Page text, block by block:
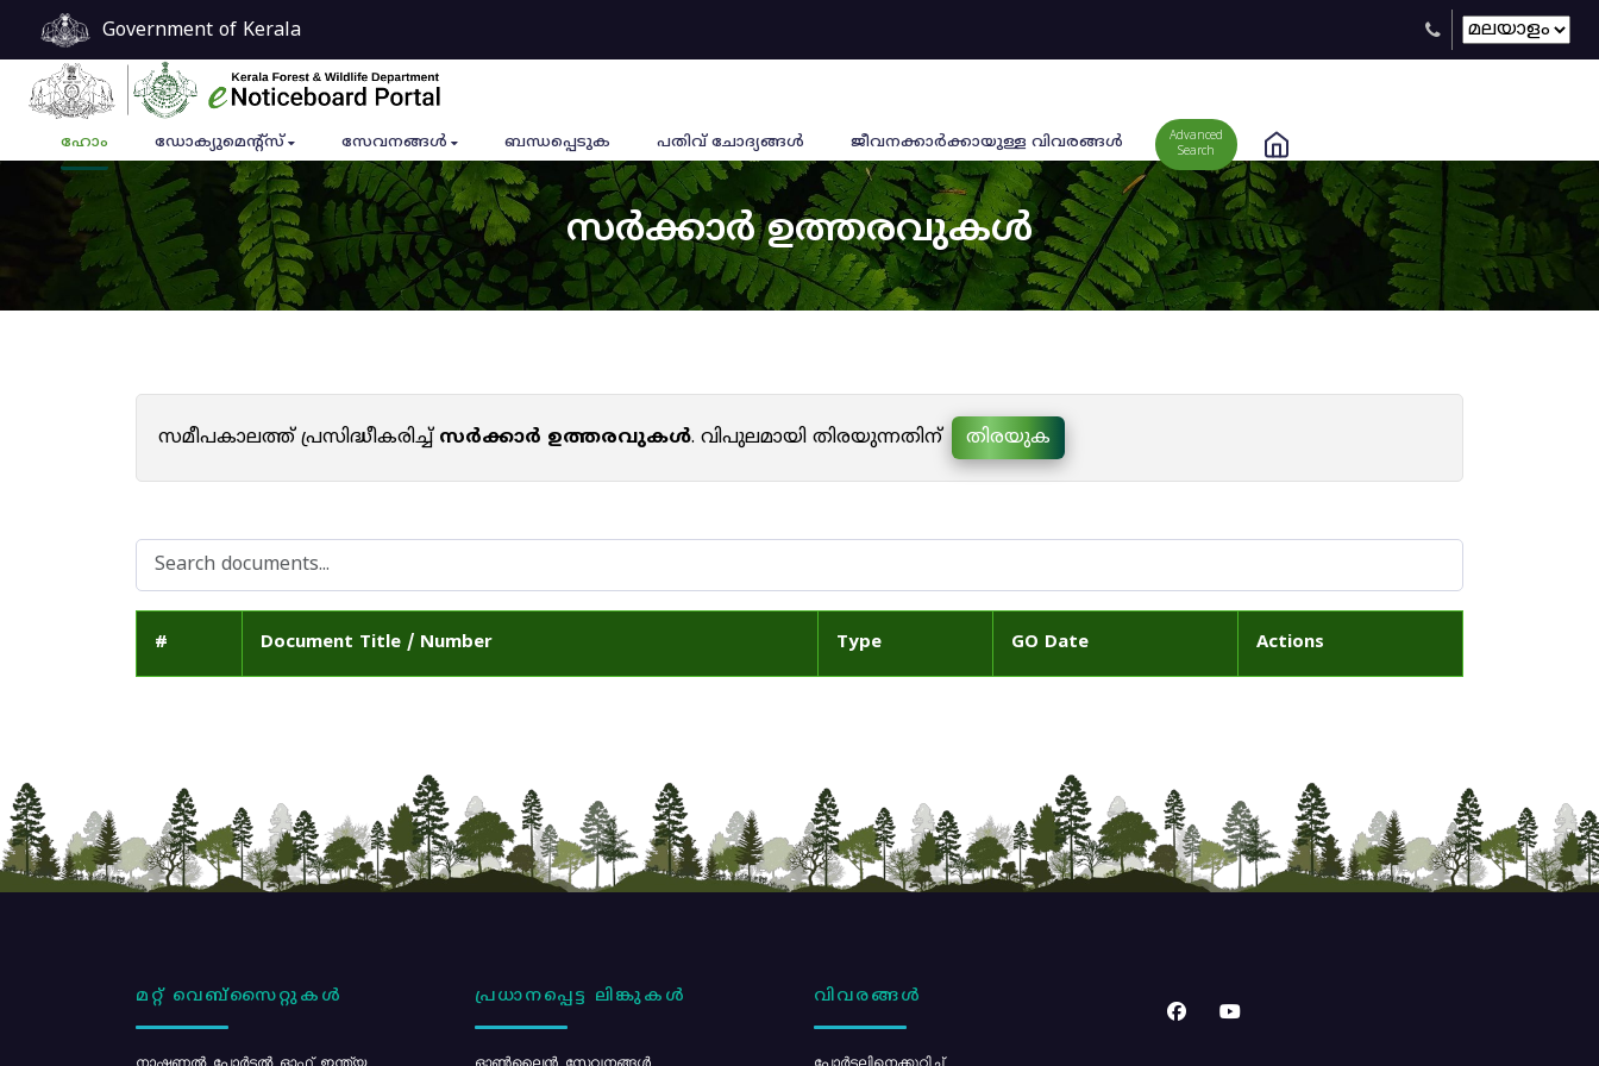
Government of Kerala
ഹോം ഡോക്യുമെൻ്റ്സ് സേവനങ്ങൾ ബന്ധപ്പെടുക പതിവ് ചോദ്യങ്ങൾ ജീവനക്കാര്‍ക്കായുള്ള വിവരങ്ങള്‍
Advanced
Search
സർക്കാർ ഉത്തരവുകൾ
സമീപകാലത്ത് പ്രസിദ്ധീകരിച്ച്സർക്കാർ ഉത്തരവുകൾ. വിപുലമായി തിരയുന്നതിന് തിരയുക
# Document Title / Number Type GO Date Actions
മറ്റ് വെബ്സൈറ്റുകൾ
നാഷണൽ പോർട്ടൽ ഓഫ് ഇന്ത്യ
പ്രധാനപ്പെട്ട ലിങ്കുകൾ
ഓൺലൈൻ സേവനങ്ങൾ
വിവരങ്ങൾ
പോര്‍ട്ടലിനെക്കുറിച്ച്